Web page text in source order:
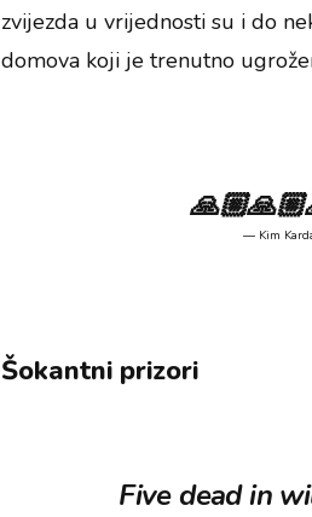
zvijezda u vrijednosti su i do
domova koji je trenutno
— Kim
Šokantni prizori
Five dead in